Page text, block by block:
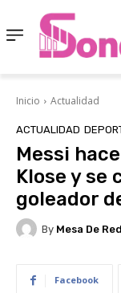
Inicio Actualidad
ACTUALIDAD
Messi
Klose y se
goleador
By Mesa De
Facebook